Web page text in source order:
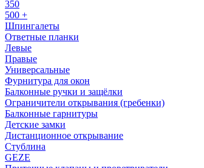
350
500 +
Шпингалеты
Ответные планки
Левые
Правые
Универсальные
Фурнитура для окон
Балконные ручки и защёлки
Ограничители открывания (гребенки)
Балконные гарнитуры
Детские замки
Дистанционное открывание
Стублина
GEZE